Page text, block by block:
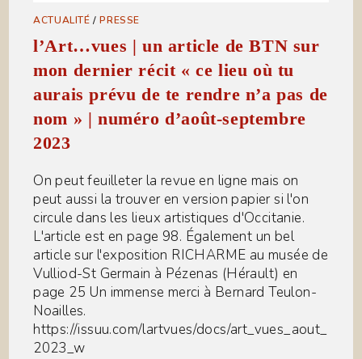
ACTUALITÉ /PRESSE
l’Art…vues | un article de BTN sur
mon dernier récit « ce lieu où tu
aurais prévu de te rendre n’a pas de
nom » | numéro d’août-septembre
2023
On peut feuilleter la revue en ligne mais on
peut aussi la trouver en version papier si l'on
circule dans les lieux artistiques d'Occitanie.
L'article est en page 98. Également un bel
article sur l'exposition RICHARME au musée de
Vulliod-St Germain à Pézenas (Hérault) en
page 25 Un immense merci à Bernard Teulon-
Noailles.
https://issuu.com/lartvues/docs/art_vues_aout_
2023_w